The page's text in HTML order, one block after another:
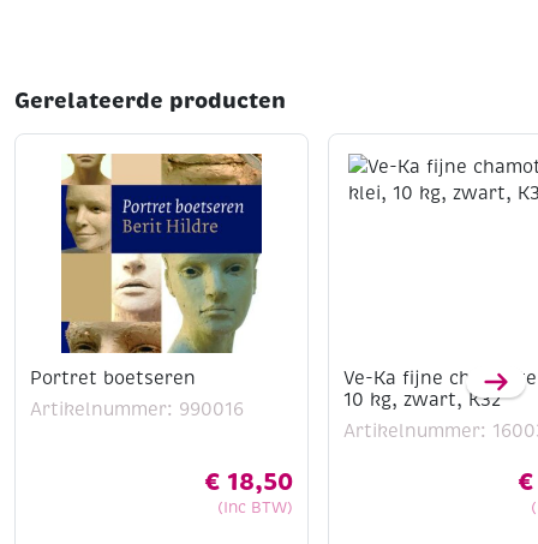
Gerelateerde producten
Portret boetseren
Artikelnummer: 990016
€ 18,50
(Inc BTW)
Ve-Ka fijne
10 kg, zwart, K32
Artikelnummer:
€